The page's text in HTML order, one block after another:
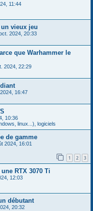
11:44
vieux jeu
2024, 20:33
que Warhammer le
2024, 22:29
16:47
10:36
linux...), logiciels
de gamme
2024, 16:01
1 2 3
RTX 3070 Ti
12:03
débutant
20:32